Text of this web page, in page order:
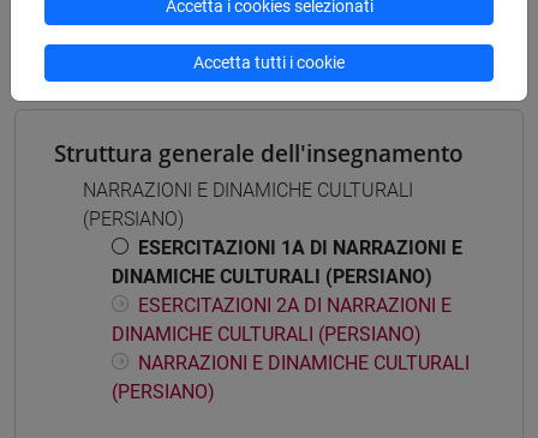
DINAMICHE CULTURALI (PERSIANO) [LM250T]
Struttura generale dell'insegnamento
NARRAZIONI E DINAMICHE CULTURALI
(PERSIANO)
ESERCITAZIONI 1A DI NARRAZIONI E
DINAMICHE CULTURALI (PERSIANO)
ESERCITAZIONI 2A DI NARRAZIONI E
DINAMICHE CULTURALI (PERSIANO)
NARRAZIONI E DINAMICHE CULTURALI
(PERSIANO)
Accetta i cookies selezionati
Accetta tutti i cookie